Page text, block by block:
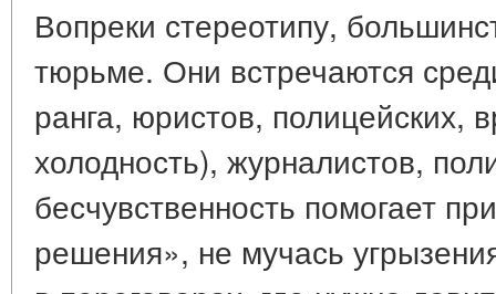
Вопреки стереотипу,
тюрьме. Они встречаются
ранга, юристов, полицейских,
холодность), журналистов,
бесчувственность помогает
решения», не мучась